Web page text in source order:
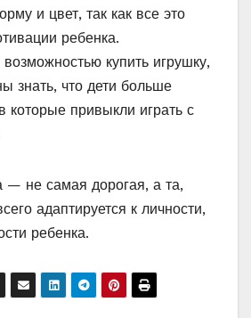
и цвет, так как все это
ребенка.
купить игрушку,
знать, что дети больше
которые привыкли играть с
— не самая дорогая, а та,
адаптируется к личности,
ребенка.